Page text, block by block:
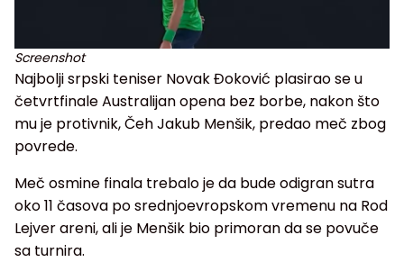
Screenshot
Najbolji srpski teniser Novak Đoković plasirao se u
četvrtfinale Australijan opena bez borbe, nakon što
mu je protivnik, Čeh Jakub Menšik, predao meč zbog
povrede.
Meč osmine finala trebalo je da bude odigran sutra
oko 11 časova po srednjoevropskom vremenu na Rod
Lejver areni, ali je Menšik bio primoran da se povuče
sa turnira.